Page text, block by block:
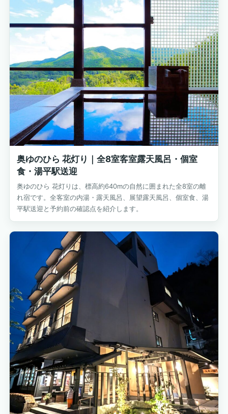
奥ゆのひら 花灯り｜全8室客室露天風呂・個室
食・湯平駅送迎
奥ゆのひら 花灯りは、標高約640mの自然に囲まれた全8室の離
れ宿です。全客室の内湯・露天風呂、展望露天風呂、個室食、湯
平駅送迎と予約前の確認点を紹介します。